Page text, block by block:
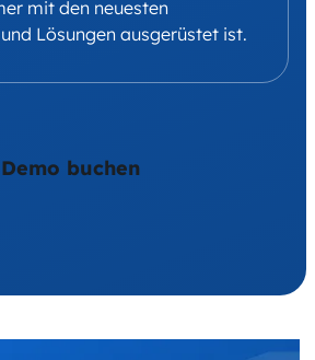
mit den neuesten
Lösungen ausgerüstet ist.
Demo buchen